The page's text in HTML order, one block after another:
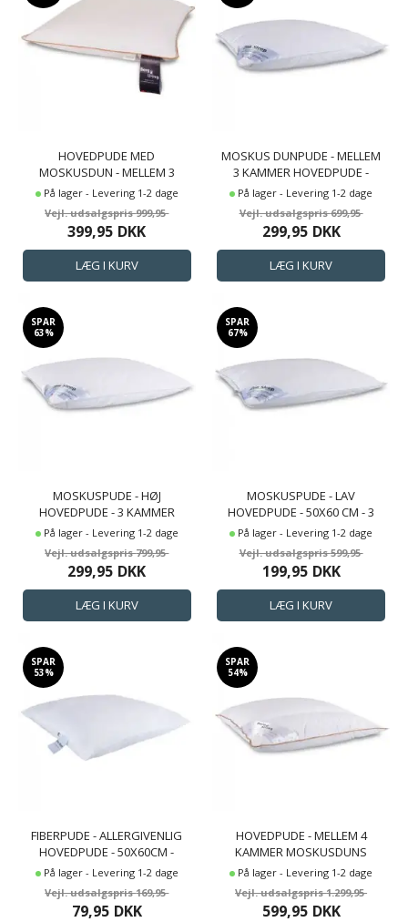
HOVEDPUDE MED
MOSKUSDUN - MELLEM 3
KAMRE PUDE - 50X60CM -
BORG LIVING
På lager - Levering 1-2 dage
999,95
399,95 DKK
MOSKUS DUNPUDE - MELLEM
3 KAMMER HOVEDPUDE -
50X60 CM - ZEN SLEEP
På lager - Levering 1-2 dage
699,95
299,95 DKK
SPAR
63%
MOSKUSPUDE - HØJ
HOVEDPUDE - 3 KAMMER
HOVEDPUDE - 50X60 CM - ZEN
På lager - Levering 1-2 dage
799,95
299,95 DKK
SPAR
67%
MOSKUSPUDE - LAV
HOVEDPUDE - 50X60 CM - 3
KAMMER HOVEDPUDE - ZEN
På lager - Levering 1-2 dage
599,95
199,95 DKK
SPAR
53%
FIBERPUDE - ALLERGIVENLIG
HOVEDPUDE - 50X60CM -
MELLEM HØJDE PUDE - ZEN
På lager - Levering 1-2 dage
169,95
79,95 DKK
SPAR
54%
HOVEDPUDE - MELLEM 4
KAMMER MOSKUSDUNS
HOVEDPUDE - 50X60 CM -
BORG LIVING
På lager - Levering 1-2 dage
1.299,95
599,95 DKK